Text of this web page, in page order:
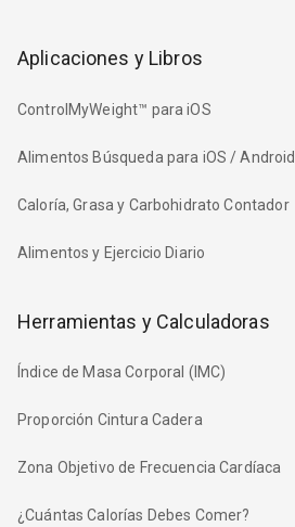
Aplicaciones y Libros
ControlMyWeight™ para iOS
Alimentos Búsqueda para iOS / Android
Caloría, Grasa y Carbohidrato Contador
Alimentos y Ejercicio Diario
Herramientas y Calculadoras
Índice de Masa Corporal (IMC)
Proporción Cintura Cadera
Zona Objetivo de Frecuencia Cardíaca
¿Cuántas Calorías Debes Comer?